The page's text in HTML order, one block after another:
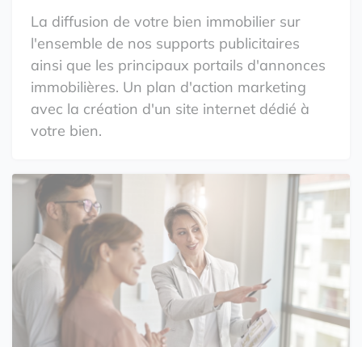
La diffusion de votre bien immobilier sur
l'ensemble de nos supports publicitaires
ainsi que les principaux portails d'annonces
immobilières. Un plan d'action marketing
avec la création d'un site internet dédié à
votre bien.